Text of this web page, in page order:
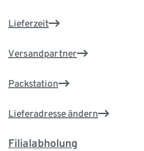
Lieferzeit
Versandpartner
Packstation
Lieferadresse ändern
Filialabholung